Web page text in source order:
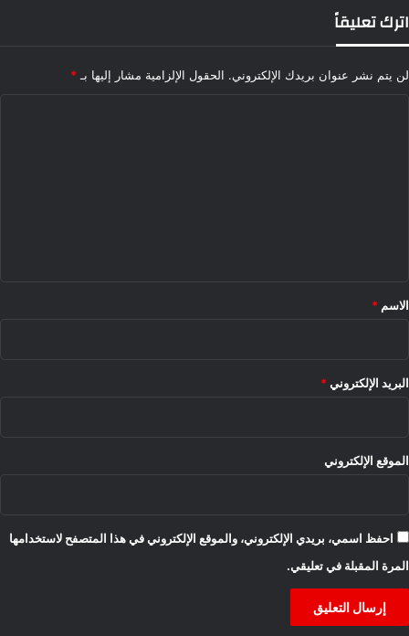
اترك تعليقاً
لن يتم نشر عنوان بريدك الإلكتروني. الحقول الإلزامية مشار إليها بـ *
*
الاسم *
البريد الإلكتروني *
الموقع الإلكتروني
احفظ اسمي، بريدي الإلكتروني، والموقع الإلكتروني في هذا المتصفح لاستخدامها
المرة المقبلة في تعليقي.